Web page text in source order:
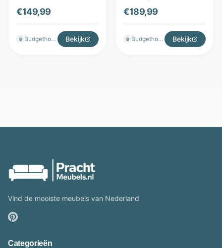
spinpoot - Beige -
Budget Home Store
€149,99
B Budgethomestore Bekijk
Bruin - Budget Home
Store
€189,99
B Budgethomestore Bekijk
Vind de mooiste meubels van Nederland
Categorieën